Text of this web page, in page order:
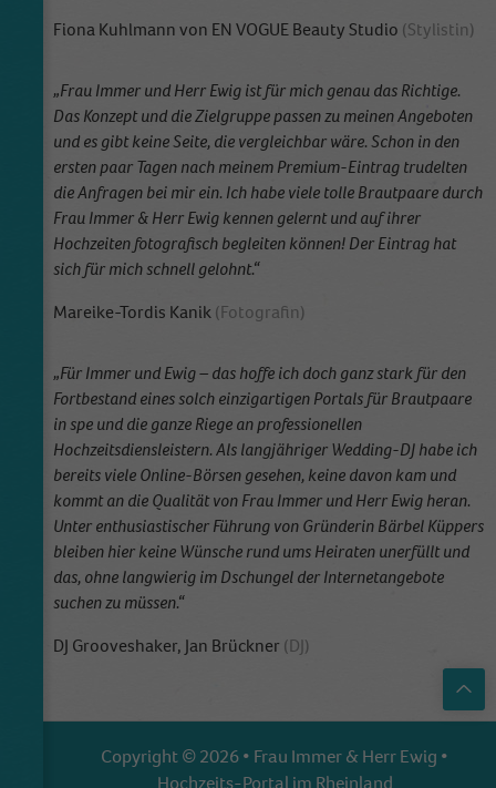
Fiona Kuhlmann von EN VOGUE Beauty Studio (Stylistin)
„Frau Immer und Herr Ewig ist für mich genau das Richtige.
Das Konzept und die Zielgruppe passen zu meinen Angeboten
und es gibt keine Seite, die vergleichbar wäre. Schon in den
ersten paar Tagen nach meinem Premium-Eintrag trudelten
die Anfragen bei mir ein. Ich habe viele tolle Brautpaare durch
Frau Immer & Herr Ewig kennen gelernt und auf ihrer
Hochzeiten fotografisch begleiten können! Der Eintrag hat
sich für mich schnell gelohnt.“
Mareike-Tordis Kanik(Fotografin)
„Für Immer und Ewig – das hoffe ich doch ganz stark für den
Fortbestand eines solch einzigartigen Portals für Brautpaare
in spe und die ganze Riege an professionellen
Hochzeitsdiensleistern. Als langjähriger Wedding-DJ habe ich
bereits viele Online-Börsen gesehen, keine davon kam und
kommt an die Qualität von Frau Immer und Herr Ewig heran.
Unter enthusiastischer Führung von Gründerin Bärbel Küppers
bleiben hier keine Wünsche rund ums Heiraten unerfüllt und
das, ohne langwierig im Dschungel der Internetangebote
suchen zu müssen.“
DJ Grooveshaker, Jan Brückner (DJ)
Top
Copyright © 2026 • Frau Immer & Herr Ewig •